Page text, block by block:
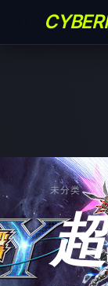
未分类